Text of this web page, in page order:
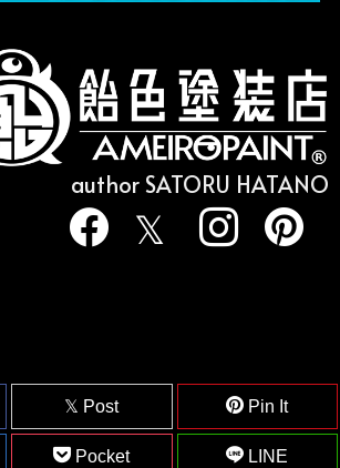
author SATORU HATANO
Post Pin It
Pocket LINE